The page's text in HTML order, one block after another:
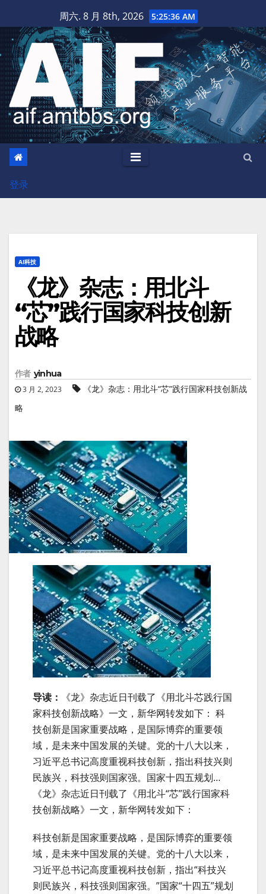
至
内
容
周六. 8 月 8th, 2026 5:25:37 AM
登录
AI科技
《龙》杂志：用北斗
“芯”践行国家科技创新
战略
作者 yinhua
3 月 2, 2023
《龙》杂志：用北斗“芯”践行国家科技创新战
略
导读：
《龙》杂志近日刊载了《用北斗芯践行国
家科技创新战略》一文，新华网转发如下： 科
技创新是国家重要战略，是国际博弈的重要领
域，是未来中国发展的关键。党的十八大以来，
习近平总书记高度重视科技创新，指出科技兴则
民族兴，科技强则国家强。国家十四五规划…
《龙》杂志近日刊载了《用北斗“芯”践行国家科
技创新战略》一文，新华网转发如下：
科技创新是国家重要战略，是国际博弈的重要领
域，是未来中国发展的关键。党的十八大以来，
习近平总书记高度重视科技创新，指出“科技兴
则民族兴，科技强则国家强。”国家“十四五”规划